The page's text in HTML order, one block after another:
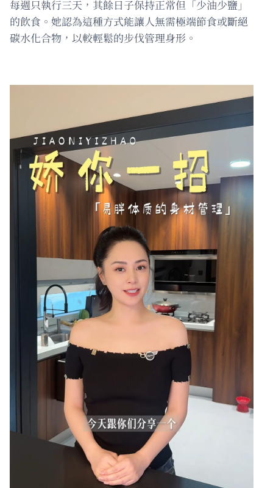
每週只執行三天，其餘日子保持正常但「少油少鹽」
的飲食。她認為這種方式能讓人無需極端節食或斷絕
碳水化合物，以較輕鬆的步伐管理身形。